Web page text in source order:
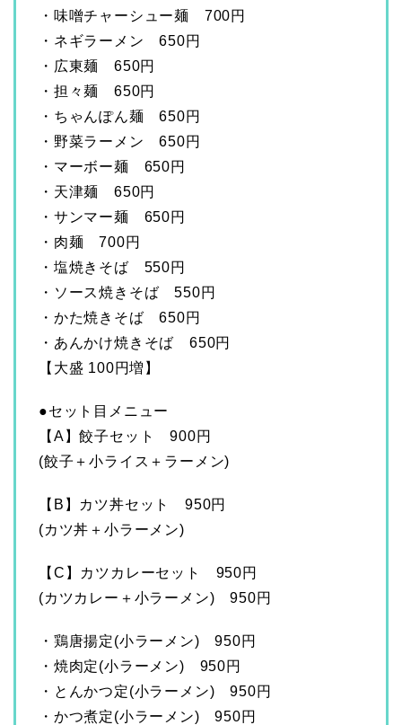
・味噌チャーシュー麺 700円
・ネギラーメン 650円
・広東麺 650円
・担々麺 650円
・ちゃんぽん麺 650円
・野菜ラーメン 650円
・マーボー麺 650円
・天津麺 650円
・サンマー麺 650円
・肉麺 700円
・塩焼きそば 550円
・ソース焼きそば 550円
・かた焼きそば 650円
・あんかけ焼きそば 650円
【大盛 100円増】
●セット目メニュー
【A】餃子セット 900円
(餃子＋小ライス＋ラーメン)
【B】カツ丼セット 950円
(カツ丼＋小ラーメン)
【C】カツカレーセット 950円
(カツカレー＋小ラーメン) 950円
・鶏唐揚定(小ラーメン) 950円
・焼肉定(小ラーメン) 950円
・とんかつ定(小ラーメン) 950円
・かつ煮定(小ラーメン) 950円